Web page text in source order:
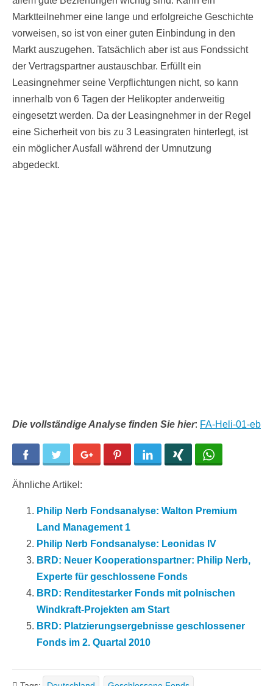
Marktteilnehmer eine lange und erfolgreiche Geschichte
vorweisen, so ist von einer guten Einbindung in den
Markt auszugehen. Tatsächlich aber ist aus Fondssicht
der Vertragspartner austauschbar. Erfüllt ein
Leasingnehmer seine Verpflichtungen nicht, so kann
innerhalb von 6 Tagen der Helikopter anderweitig
eingesetzt werden. Da der Leasingnehmer in der Regel
eine Sicherheit von bis zu 3 Leasingraten hinterlegt, ist
ein möglicher Ausfall während der Umnutzung
abgedeckt.
Die vollständige Analyse finden Sie hier: FA-Heli-01-eb
Facebook Twitter Google+ Pinterest LinkedIn
Ähnliche Artikel:
Philip Nerb Fondsanalyse: Walton Premium
Land Management 1
Philip Nerb Fondsanalyse: Leonidas IV
BRD: Neuer Kooperationspartner: Philip Nerb,
Experte für geschlossene Fonds
BRD: Renditestarker Fonds mit polnischen
Windkraft-Projekten am Start
BRD: Platzierungsergebnisse geschlossener
Fonds im 2. Quartal 2010